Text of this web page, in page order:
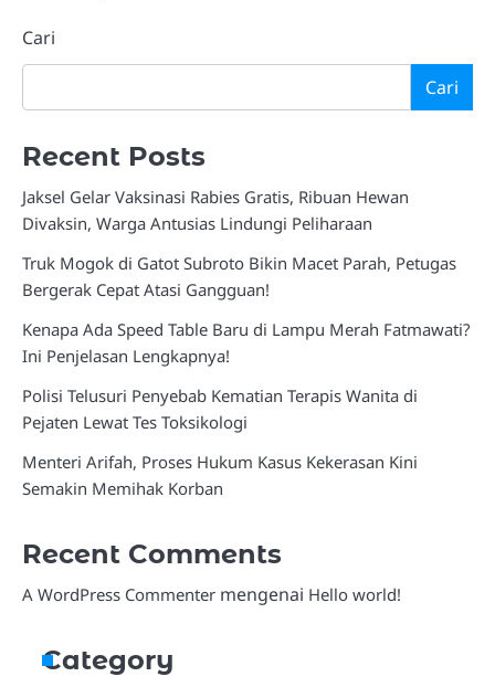
Cari
Cari
Recent Posts
Jaksel Gelar Vaksinasi Rabies Gratis, Ribuan Hewan
Divaksin, Warga Antusias Lindungi Peliharaan
Truk Mogok di Gatot Subroto Bikin Macet Parah, Petugas
Bergerak Cepat Atasi Gangguan!
Kenapa Ada Speed Table Baru di Lampu Merah Fatmawati?
Ini Penjelasan Lengkapnya!
Polisi Telusuri Penyebab Kematian Terapis Wanita di
Pejaten Lewat Tes Toksikologi
Menteri Arifah, Proses Hukum Kasus Kekerasan Kini
Semakin Memihak Korban
Recent Comments
A WordPress Commenter mengenai Hello world!
Category